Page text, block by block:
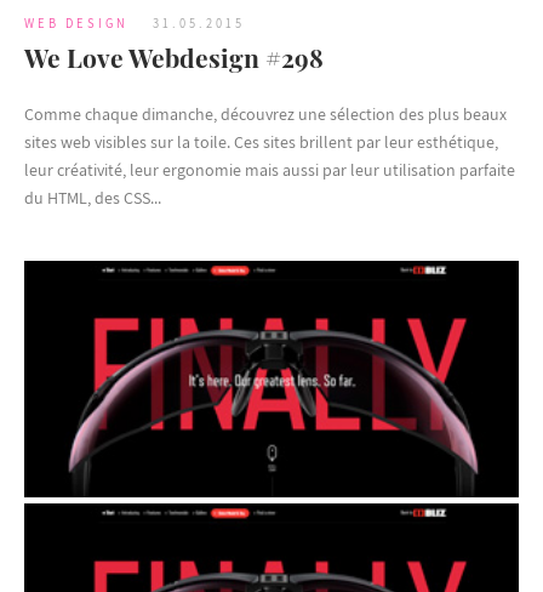
WEB DESIGN 31.05.2015
We Love Webdesign #298
Comme chaque dimanche, découvrez une sélection des plus beaux
sites web visibles sur la toile. Ces sites brillent par leur esthétique,
leur créativité, leur ergonomie mais aussi par leur utilisation parfaite
du HTML, des CSS...